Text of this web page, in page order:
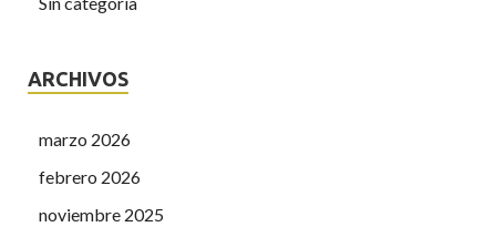
ARCHIVOS
marzo 2026
febrero 2026
noviembre 2025